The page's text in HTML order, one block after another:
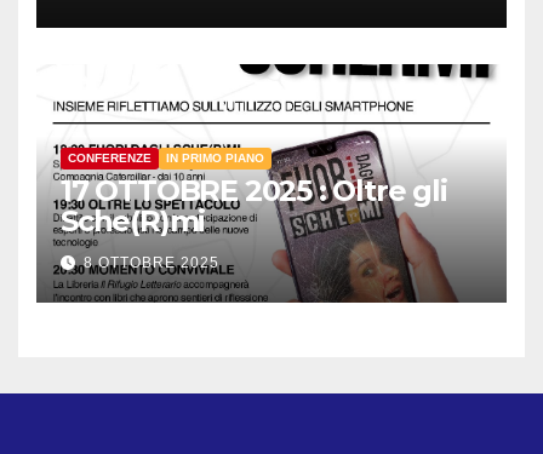
CONFERENZE IN PRIMO PIANO
17 OTTOBRE 2025 : Oltre gli
Sche(R)mi
8 OTTOBRE 2025